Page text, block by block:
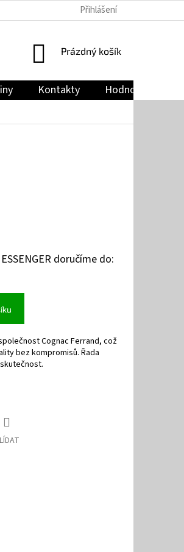
JAK NAKUPOVAT
Přihlášení
NÁKUPNÍ
Prázdný košík
Kontakty Hodnocení
doručíme do:
Cognac Ferrand, což
bez kompromisů. Řada